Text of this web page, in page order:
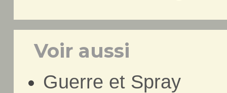
Voir aussi
Guerre et Spray